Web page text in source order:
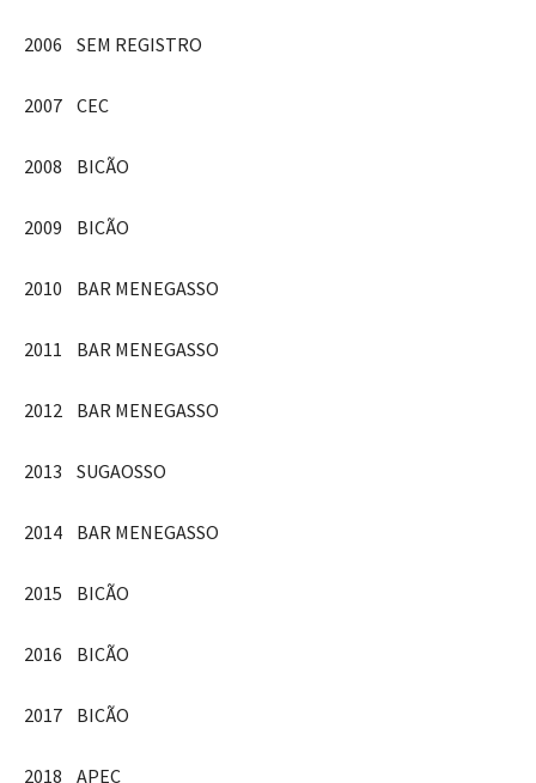
2006 SEM REGISTRO
2007 CEC
2008 BICÃO
2009 BICÃO
2010 BAR MENEGASSO
2011 BAR MENEGASSO
2012 BAR MENEGASSO
2013 SUGAOSSO
2014 BAR MENEGASSO
2015 BICÃO
2016 BICÃO
2017 BICÃO